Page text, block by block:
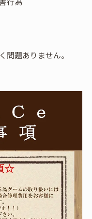
問題ありません。